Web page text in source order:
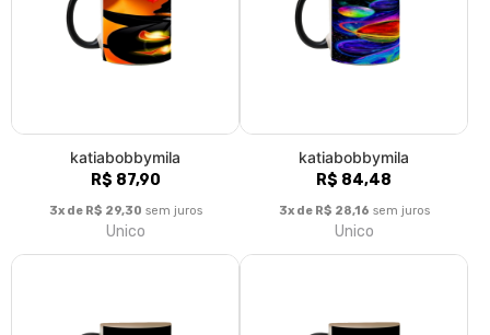
katiabobbymila
R$ 87,90
3x de R$ 29,30 sem juros
Unico
katiabobbymila
R$ 84,48
3x de R$ 28,16 sem juros
Unico